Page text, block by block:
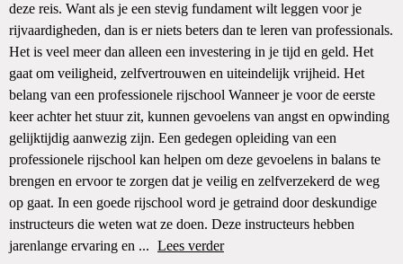
deze reis. Want als je een stevig fundament wilt leggen voor je
rijvaardigheden, dan is er niets beters dan te leren van professionals.
Het is veel meer dan alleen een investering in je tijd en geld. Het
gaat om veiligheid, zelfvertrouwen en uiteindelijk vrijheid. Het
belang van een professionele rijschool Wanneer je voor de eerste
keer achter het stuur zit, kunnen gevoelens van angst en opwinding
gelijktijdig aanwezig zijn. Een gedegen opleiding van een
professionele rijschool kan helpen om deze gevoelens in balans te
brengen en ervoor te zorgen dat je veilig en zelfverzekerd de weg
op gaat. In een goede rijschool word je getraind door deskundige
instructeurs die weten wat ze doen. Deze instructeurs hebben
jarenlange ervaring en ... Lees verder